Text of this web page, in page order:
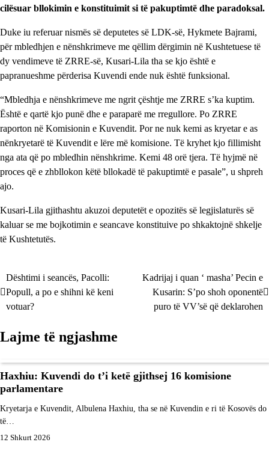
cilësuar bllokimin e konstituimit si të pakuptimtë dhe paradoksal.
Duke iu referuar nismës së deputetes së LDK-së, Hykmete Bajrami,
për mbledhjen e nënshkrimeve me qëllim dërgimin në Kushtetuese të
dy vendimeve të ZRRE-së, Kusari-Lila tha se kjo është e
papranueshme përderisa Kuvendi ende nuk është funksional.
“Mbledhja e nënshkrimeve me ngrit çështje me ZRRE s’ka kuptim.
Është e qartë kjo punë dhe e paraparë me rregullore. Po ZRRE
raporton në Komisionin e Kuvendit. Por ne nuk kemi as kryetar e as
nënkryetarë të Kuvendit e lëre më komisione. Të kryhet kjo fillimisht
nga ata që po mbledhin nënshkrime. Kemi 48 orë tjera. Të hyjmë në
proces që e zhbllokon këtë bllokadë të pakuptimtë e pasale”, u shpreh
ajo.
Kusari-Lila gjithashtu akuzoi deputetët e opozitës së legjislaturës së
kaluar se me bojkotimin e seancave konstituive po shkaktojnë shkelje
të Kushtetutës.
Lëvizje
te
Dështimi i seancës, Pacolli:
Popull, a po e shihni kë keni
votuar?
Kadrijaj i quan ‘ masha’ Pecin e
Kusarin: S’po shoh oponentë
puro të VV’së që deklarohen
Lajme të ngjashme
Haxhiu: Kuvendi do t’i ketë gjithsej 16 komisione
parlamentare
Kryetarja e Kuvendit, Albulena Haxhiu, tha se në Kuvendin e ri të Kosovës do
të…
12 Shkurt 2026